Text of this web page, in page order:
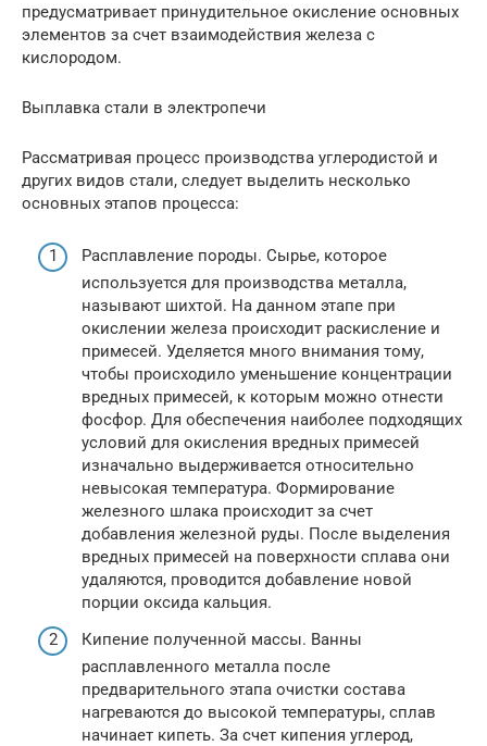
предусматривает принудительное окисление основных
элементов за счет взаимодействия железа с
кислородом.
Выплавка стали в электропечи
Рассматривая процесс производства углеродистой и
других видов стали, следует выделить несколько
основных этапов процесса:
Расплавление породы. Сырье, которое
используется для производства металла,
называют шихтой. На данном этапе при
окислении железа происходит раскисление и
примесей. Уделяется много внимания тому,
чтобы происходило уменьшение концентрации
вредных примесей, к которым можно отнести
фосфор. Для обеспечения наиболее подходящих
условий для окисления вредных примесей
изначально выдерживается относительно
невысокая температура. Формирование
железного шлака происходит за счет
добавления железной руды. После выделения
вредных примесей на поверхности сплава они
удаляются, проводится добавление новой
порции оксида кальция.
Кипение полученной массы. Ванны
расплавленного металла после
предварительного этапа очистки состава
нагреваются до высокой температуры, сплав
начинает кипеть. За счет кипения углерод,